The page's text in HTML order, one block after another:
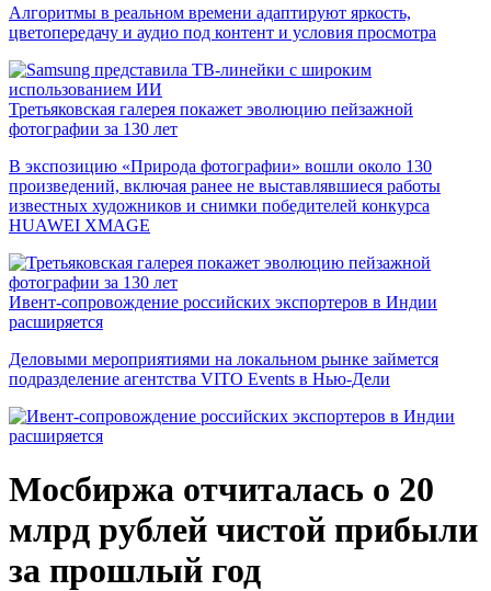
Алгоритмы в реальном времени адаптируют яркость,
цветопередачу и аудио под контент и условия просмотра
Третьяковская галерея покажет эволюцию пейзажной
фотографии за 130 лет
В экспозицию «Природа фотографии» вошли около 130
произведений, включая ранее не выставлявшиеся работы
известных художников и снимки победителей конкурса
HUAWEI XMAGE
Ивент-сопровождение российских экспортеров в Индии
расширяется
Деловыми мероприятиями на локальном рынке займется
подразделение агентства VITO Events в Нью-Дели
Мосбиржа отчиталась о 20
млрд рублей чистой прибыли
за прошлый год